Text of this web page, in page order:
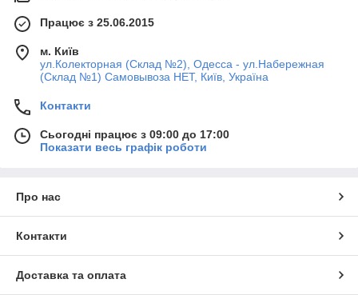
Працює з 25.06.2015
м. Київ
ул.Колекторная (Склад №2), Одесса - ул.Набережная
(Склад №1) Самовывоза НЕТ, Київ, Україна
Контакти
Сьогодні працює з 09:00 до 17:00
Показати весь графік роботи
Про нас
Контакти
Доставка та оплата